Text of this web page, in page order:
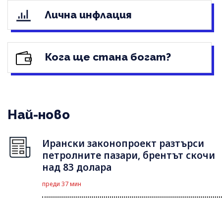
Лична инфлация
Кога ще стана богат?
Най-ново
Ирански законопроект разтърси
петролните пазари, брентът скочи
над 83 долара
преди 37 мин